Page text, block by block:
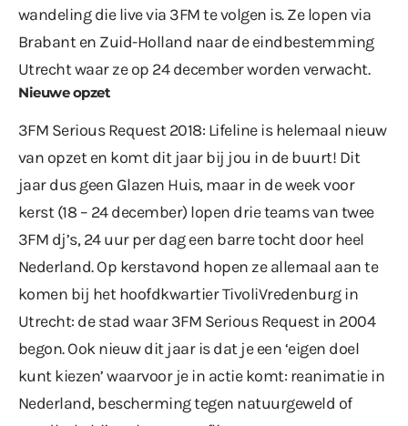
wandeling die live via 3FM te volgen is. Ze lopen via
Brabant en Zuid-Holland naar de eindbestemming
Utrecht waar ze op 24 december worden verwacht.
Nieuwe opzet
3FM Serious Request 2018: Lifeline is helemaal nieuw
van opzet en komt dit jaar bij jou in de buurt! Dit
jaar dus geen Glazen Huis, maar in de week voor
kerst (18 – 24 december) lopen drie teams van twee
3FM dj’s, 24 uur per dag een barre tocht door heel
Nederland. Op kerstavond hopen ze allemaal aan te
komen bij het hoofdkwartier TivoliVredenburg in
Utrecht: de stad waar 3FM Serious Request in 2004
begon. Ook nieuw dit jaar is dat je een ‘eigen doel
kunt kiezen’ waarvoor je in actie komt: reanimatie in
Nederland, bescherming tegen natuurgeweld of